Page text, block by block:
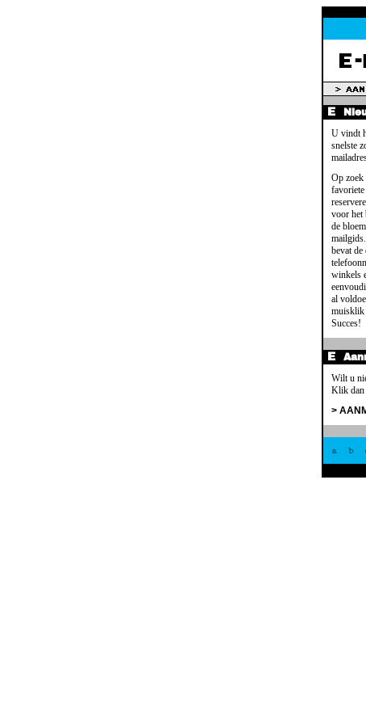
U vindt
snelste
Op zoek
voor het
de
bevat de
winkels
al
muisklik
Succes!
Wilt u
Klik dan
>
a b